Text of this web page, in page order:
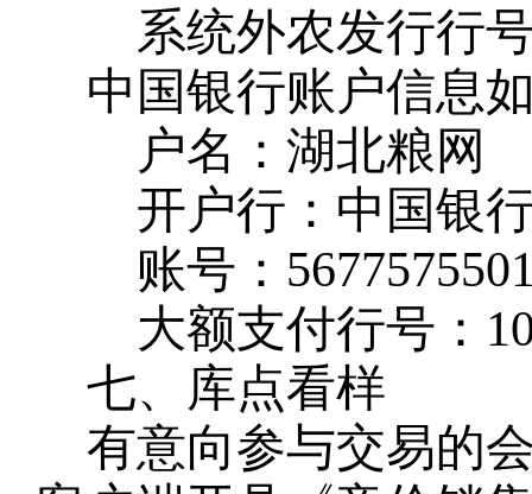
系统外农发行行
中国银行账户信息
户名：湖北粮网
开户行：中国银
账号：
大额支付行号：
七、库点看样
有意向参与交易的